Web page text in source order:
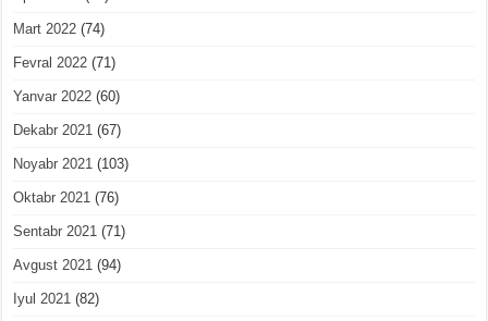
Mart 2022 (74)
Fevral 2022 (71)
Yanvar 2022 (60)
Dekabr 2021 (67)
Noyabr 2021 (103)
Oktabr 2021 (76)
Sentabr 2021 (71)
Avgust 2021 (94)
Iyul 2021 (82)